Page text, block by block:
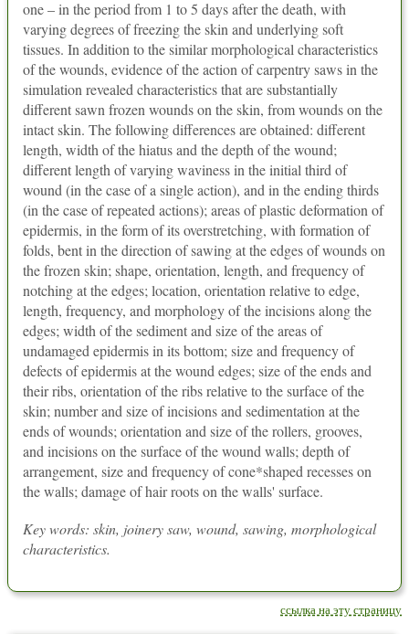
one – in the period from 1 to 5 days after the death, with
varying degrees of freezing the skin and underlying soft
tissues. In addition to the similar morphological characteristics
of the wounds, evidence of the action of carpentry saws in the
simulation revealed characteristics that are substantially
different sawn frozen wounds on the skin, from wounds on the
intact skin. The following differences are obtained: different
length, width of the hiatus and the depth of the wound;
different length of varying waviness in the initial third of
wound (in the case of a single action), and in the ending thirds
(in the case of repeated actions); areas of plastic deformation of
epidermis, in the form of its overstretching, with formation of
folds, bent in the direction of sawing at the edges of wounds on
the frozen skin; shape, orientation, length, and frequency of
notching at the edges; location, orientation relative to edge,
length, frequency, and morphology of the incisions along the
edges; width of the sediment and size of the areas of
undamaged epidermis in its bottom; size and frequency of
defects of epidermis at the wound edges; size of the ends and
their ribs, orientation of the ribs relative to the surface of the
skin; number and size of incisions and sedimentation at the
ends of wounds; orientation and size of the rollers, grooves,
and incisions on the surface of the wound walls; depth of
arrangement, size and frequency of cone*shaped recesses on
the walls; damage of hair roots on the walls' surface.
Key words: skin, joinery saw, wound, sawing, morphological
characteristics.
ссылка на эту страницу